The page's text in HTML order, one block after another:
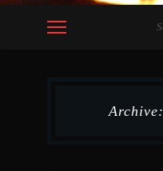
Archive: